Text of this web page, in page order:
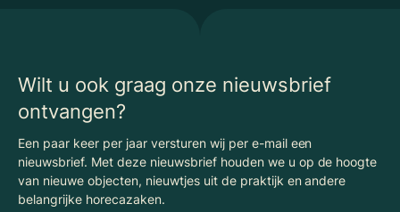
Wilt u ook graag onze nieuwsbrief
ontvangen?
Een paar keer per jaar versturen wij per e-mail een
nieuwsbrief. Met deze nieuwsbrief houden we u op de hoogte
van nieuwe objecten, nieuwtjes uit de praktijk en andere
belangrijke horecazaken.